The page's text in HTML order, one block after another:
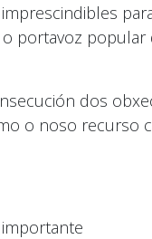
portavoz popular
dos
o noso recurso